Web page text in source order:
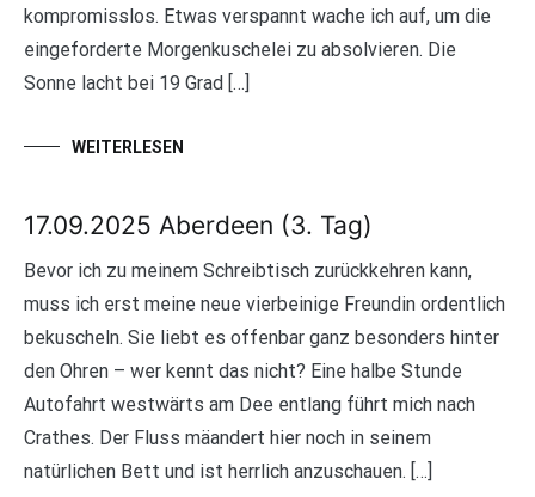
kompromisslos. Etwas verspannt wache ich auf, um die
eingeforderte Morgenkuschelei zu absolvieren. Die
Sonne lacht bei 19 Grad […]
WEITERLESEN
17.09.2025 Aberdeen (3. Tag)
Bevor ich zu meinem Schreibtisch zurückkehren kann,
muss ich erst meine neue vierbeinige Freundin ordentlich
bekuscheln. Sie liebt es offenbar ganz besonders hinter
den Ohren – wer kennt das nicht? Eine halbe Stunde
Autofahrt westwärts am Dee entlang führt mich nach
Crathes. Der Fluss mäandert hier noch in seinem
natürlichen Bett und ist herrlich anzuschauen. […]